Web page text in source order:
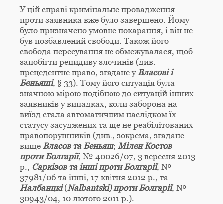
У цій справі кримінальне провадження
проти заявника вже було завершено. Йому
було призначено умовне покарання, і він не
був позбавлений свободи. Також його
свобода пересування не обмежувалася, щоб
запобігти рецидиву злочинів (див.
прецедентне право, згадане уВласові і
Беньяші, § 33). Тому його ситуація була
значною мірою подібною до ситуацій інших
заявників у випадках, коли заборона на
виїзд стала автоматичним наслідком їх
статусу засуджених та ще не реабілітованих
правопорушників (див., зокрема, згадане
вище Власов та Беньяш; Мілен Костов
проти Болгарії, № 40026/07, 3 вересня 2013
р., Саркізов та інші проти Болгарії, №
37981/06 та інші, 17 квітня 2012 р., та
Налбанцкі(Nalbantski) проти Болгарії, №
30943/04, 10 лютого 2011 р.).